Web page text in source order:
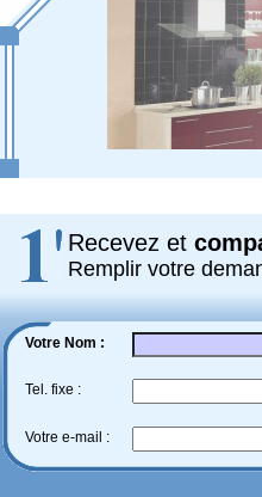
Recevez et
Remplir votre
Votre Nom :
Tel. fixe :
Votre e-mail :